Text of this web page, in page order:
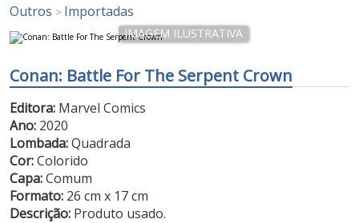
Outros > Importadas
Conan: Battle For The Serpent Crown
Editora: Marvel Comics
Ano: 2020
Lombada:Quadrada
Cor:Colorido
Capa:Comum
Formato: 26 cm x 17 cm
Descrição: Produto usado.